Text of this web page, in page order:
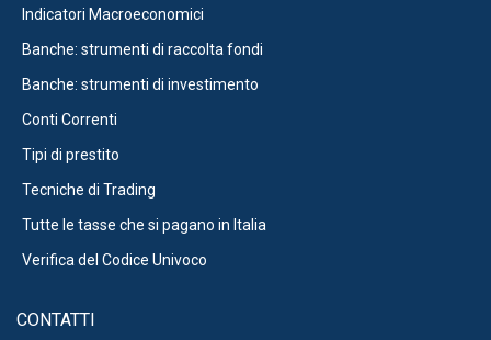
Indicatori Macroeconomici
Banche: strumenti di raccolta fondi
Banche: strumenti di investimento
Conti Correnti
Tipi di prestito
Tecniche di Trading
Tutte le tasse che si pagano in Italia
Verifica del Codice Univoco
CONTATTI